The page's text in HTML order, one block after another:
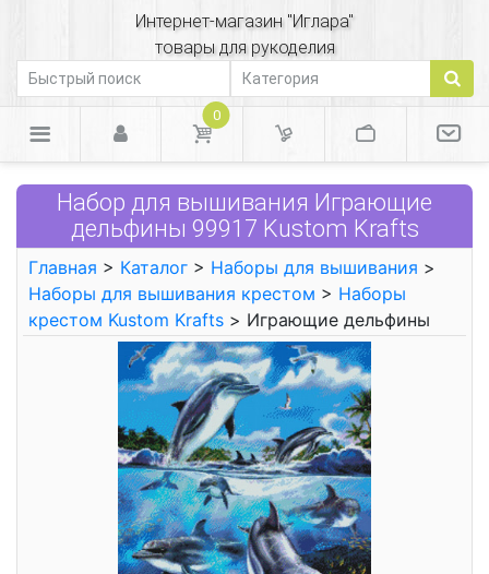
Интернет-магазин "Иглара"
товары для рукоделия
0
Набор для вышивания Играющие
дельфины 99917 Kustom Krafts
Главная > Каталог > Наборы для вышивания >
Наборы для вышивания крестом > Наборы
крестом Kustom Krafts > Играющие дельфины